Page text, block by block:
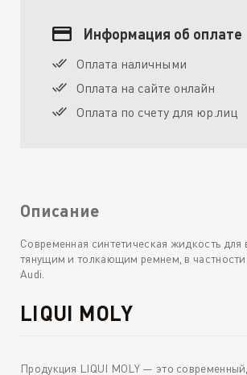
Информация об оплате
Оплата наличными
Оплата на сайте онлайн
Оплата по счету для юр.лиц
Описание
Современная синтетическая жидкость для
тянущим и толкающим ремнем, в
Audi.
LIQUI MOLY
Продукция LIQUI MOLY — это